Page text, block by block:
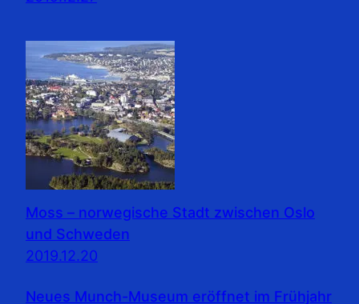
Moss – norwegische Stadt zwischen Oslo
und Schweden
2019.12.20
Neues Munch-Museum eröffnet im Frühjahr